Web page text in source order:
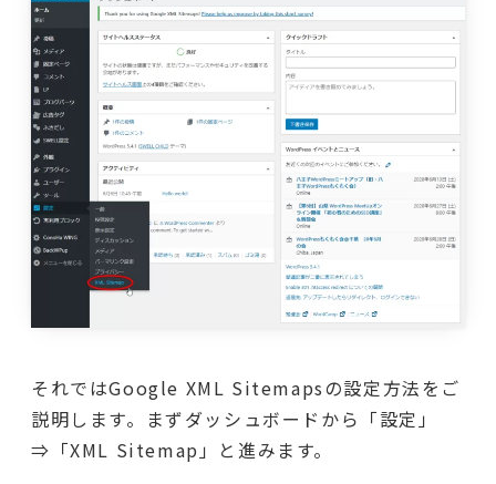
それではGoogle XML Sitemapsの設定方法をご
説明します。まずダッシュボードから「設定」
⇒「XML Sitemap」と進みます。